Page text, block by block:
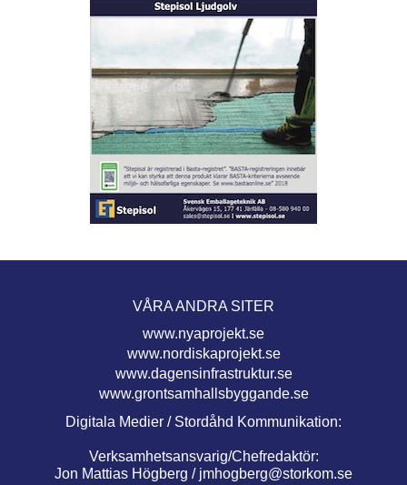
VÅRA ANDRA SITER
www.nyaprojekt.se
www.nordiskaprojekt.se
www.dagensinfrastruktur.se
www.grontsamhallsbyggande.se
Digitala Medier / Stordåhd Kommunikation:
Verksamhetsansvarig/Chefredaktör:
Jon Mattias Högberg / jmhogberg@storkom.se